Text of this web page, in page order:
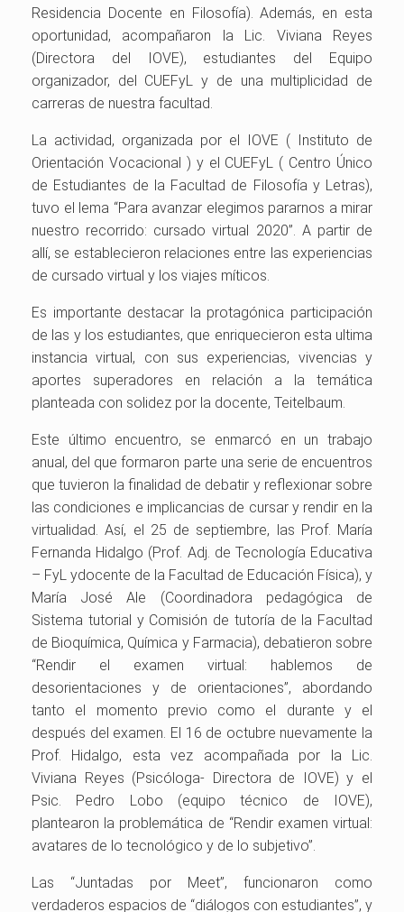
Residencia Docente en Filosofía). Además, en esta
oportunidad, acompañaron la Lic. Viviana Reyes
(Directora del IOVE), estudiantes del Equipo
organizador, del CUEFyL y de una multiplicidad de
carreras de nuestra facultad.
La actividad, organizada por el IOVE ( Instituto de
Orientación Vocacional ) y el CUEFyL ( Centro Único
de Estudiantes de la Facultad de Filosofía y Letras),
tuvo el lema “Para avanzar elegimos pararnos a mirar
nuestro recorrido: cursado virtual 2020”. A partir de
allí, se establecieron relaciones entre las experiencias
de cursado virtual y los viajes míticos.
Es importante destacar la protagónica participación
de las y los estudiantes, que enriquecieron esta ultima
instancia virtual, con sus experiencias, vivencias y
aportes superadores en relación a la temática
planteada con solidez por la docente, Teitelbaum.
Este último encuentro, se enmarcó en un trabajo
anual, del que formaron parte una serie de encuentros
que tuvieron la finalidad de debatir y reflexionar sobre
las condiciones e implicancias de cursar y rendir en la
virtualidad. Así, el 25 de septiembre, las Prof. María
Fernanda Hidalgo (Prof. Adj. de Tecnología Educativa
– FyL ydocente de la Facultad de Educación Física), y
María José Ale (Coordinadora pedagógica de
Sistema tutorial y Comisión de tutoría de la Facultad
de Bioquímica, Química y Farmacia), debatieron sobre
“Rendir el examen virtual: hablemos de
desorientaciones y de orientaciones”, abordando
tanto el momento previo como el durante y el
después del examen. El 16 de octubre nuevamente la
Prof. Hidalgo, esta vez acompañada por la Lic.
Viviana Reyes (Psicóloga- Directora de IOVE) y el
Psic. Pedro Lobo (equipo técnico de IOVE),
plantearon la problemática de “Rendir examen virtual:
avatares de lo tecnológico y de lo subjetivo”.
Las “Juntadas por Meet”, funcionaron como
verdaderos espacios de “diálogos con estudiantes”, y